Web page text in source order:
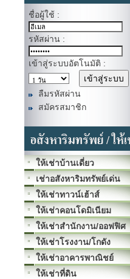
ชื่อผู้ใช้ :
รหัสผ่าน :
เข้าสู่ระบบอัตโนมัติ :
ลืมรหัสผ่าน
สมัครสมาชิก
ให้เช่าบ้านเดี่ยว
เช่าอสังหาริมทรัพย์เด่น
ให้เช่าทาวน์เฮ้าส์
ให้เช่าคอนโดมิเนียม
ให้เช่าสำนักงาน/ออฟฟิศ
ให้เช่าโรงงาน/โกดัง
ให้เช่าอาคารพาณิชย์
ให้เช่าที่ดิน